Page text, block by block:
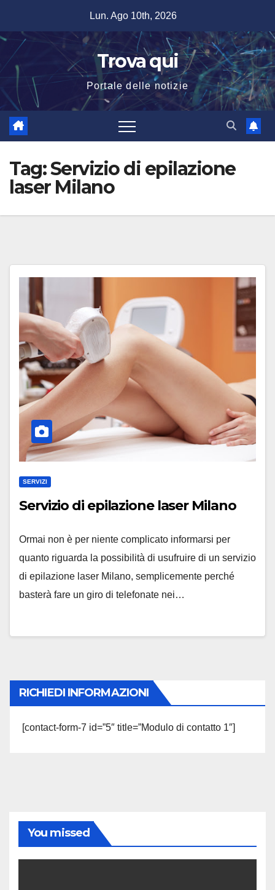
contenuto
Lun. Ago 10th, 2026
Trova qui
Portale delle notizie
Tag:Servizio di epilazione
laser Milano
SERVIZI
Servizio di epilazione laser Milano
Ormai non è per niente complicato informarsi per
quanto riguarda la possibilità di usufruire di un servizio
di epilazione laser Milano, semplicemente perché
basterà fare un giro di telefonate nei…
RICHIEDI INFORMAZIONI
[contact-form-7 id=”5″ title=”Modulo di contatto 1″]
You missed